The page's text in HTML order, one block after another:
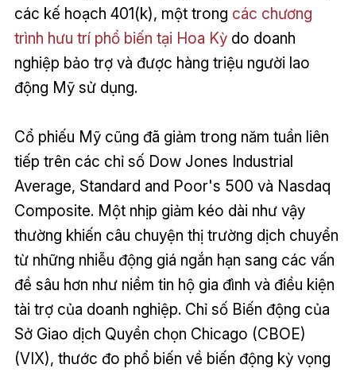
các kế hoạch 401(k), một trong các chương
trình hưu trí phổ biến tại Hoa Kỳdo doanh
nghiệp bảo trợ và được hàng triệu người lao
động Mỹ sử dụng.
Cổ phiếu Mỹ cũng đã giảm trong năm tuần liên
tiếp trên các chỉ số Dow Jones Industrial
Average, Standard and Poor's 500 và Nasdaq
Composite. Một nhịp giảm kéo dài như vậy
thường khiến câu chuyện thị trường dịch chuyển
từ những nhiễu động giá ngắn hạn sang các vấn
đề sâu hơn như niềm tin hộ gia đình và điều kiện
tài trợ của doanh nghiệp. Chỉ số Biến động của
Sở Giao dịch Quyền chọn Chicago (CBOE)
(VIX), thước đo phổ biến về biến động kỳ vọng